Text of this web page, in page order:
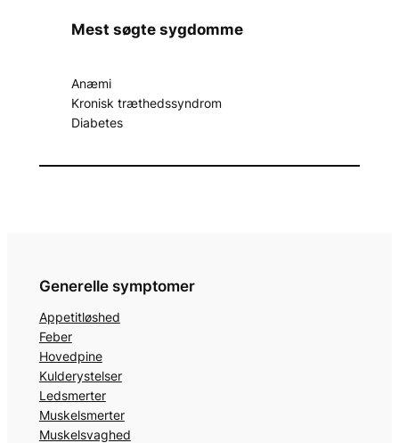
Mest søgte sygdomme
Anæmi
Kronisk træthedssyndrom
Diabetes
Generelle symptomer
Appetitløshed
Feber
Hovedpine
Kulderystelser
Ledsmerter
Muskelsmerter
Muskelsvaghed